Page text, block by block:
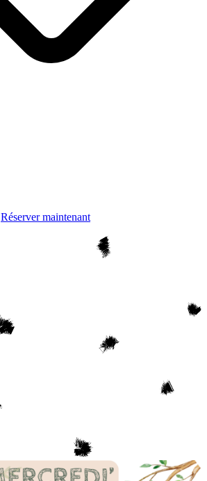
Réserver maintenant